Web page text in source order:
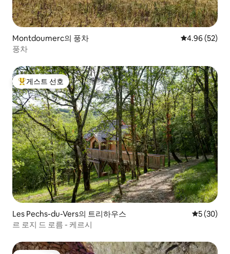
Montdoumerc의 풍차 평점 4.96점(5
4.96 (52)
풍차
상위 게스트 선호
게스트 선호
Les Pechs-du-Vers의 트리하우스 평점 5점(5
5 (30)
르 로지 드 로름 - 케르시